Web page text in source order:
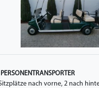
nach vorne, 2 nach